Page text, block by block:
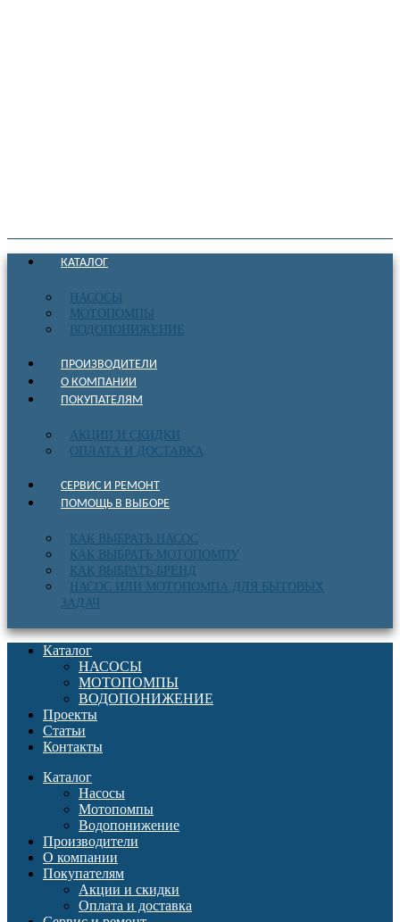
КАТАЛОГ
НАСОСЫ
МОТОПОМПЫ
ВОДОПОНИЖЕНИЕ
ПРОИЗВОДИТЕЛИ
О КОМПАНИИ
ПОКУПАТЕЛЯМ
АКЦИИ И СКИДКИ
ОПЛАТА И ДОСТАВКА
СЕРВИС И РЕМОНТ
ПОМОЩЬ В ВЫБОРЕ
КАК ВЫБРАТЬ НАСОС
КАК ВЫБРАТЬ МОТОПОМПУ
КАК ВЫБРАТЬ БРЕНД
НАСОС ИЛИ МОТОПОМПА ДЛЯ БЫТОВЫХ
ЗАДАЧ
Каталог
НАСОСЫ
МОТОПОМПЫ
ВОДОПОНИЖЕНИЕ
Проекты
Статьи
Контакты
Каталог
Насосы
Мотопомпы
Водопонижение
Производители
О компании
Покупателям
Акции и скидки
Оплата и доставка